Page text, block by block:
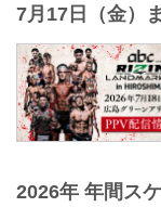
7月17日（金）
2026年 年間ス